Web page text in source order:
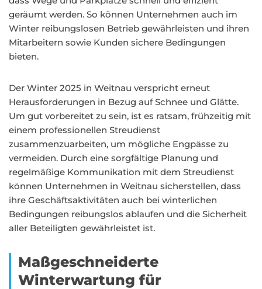
geräumt werden. So können Unternehmen auch im
Winter reibungslosen Betrieb gewährleisten und ihren
Mitarbeitern sowie Kunden sichere Bedingungen
bieten.
Der Winter 2025 in Weitnau verspricht erneut
Herausforderungen in Bezug auf Schnee und Glätte.
Um gut vorbereitet zu sein, ist es ratsam, frühzeitig mit
einem professionellen Streudienst
zusammenzuarbeiten, um mögliche Engpässe zu
vermeiden. Durch eine sorgfältige Planung und
regelmäßige Kommunikation mit dem Streudienst
können Unternehmen in Weitnau sicherstellen, dass
ihre Geschäftsaktivitäten auch bei winterlichen
Bedingungen reibungslos ablaufen und die Sicherheit
aller Beteiligten gewährleistet ist.
Maßgeschneiderte
Winterwartung für